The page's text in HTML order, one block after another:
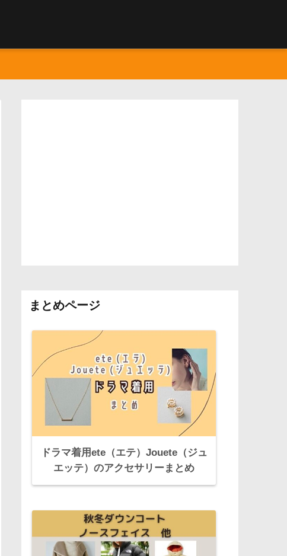
まとめページ
ドラマ着用ete（エテ）Jouete（ジュ
エッテ）のアクセサリーまとめ